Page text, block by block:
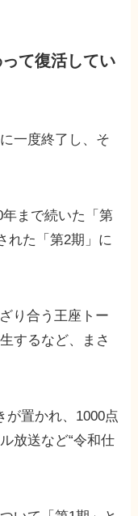
て復活してい
一度終了し、そ
まで続いた「第
れた「第2期」に
り合う王座トー
するなど、まさ
が置かれ、1000点
放送など“令和仕